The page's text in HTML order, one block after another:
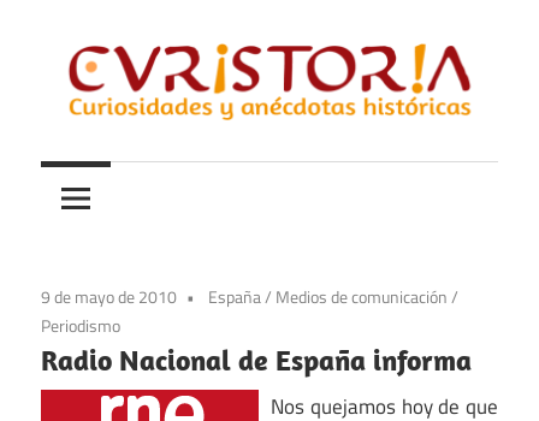
contenido
Curistoria
y
anécdotas
historia
9 de mayo de 2010 España/ Medios de comunicación/
Periodismo
Radio Nacional de España informa
Nos quejamos hoy de que